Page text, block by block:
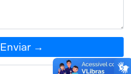
Enviar →